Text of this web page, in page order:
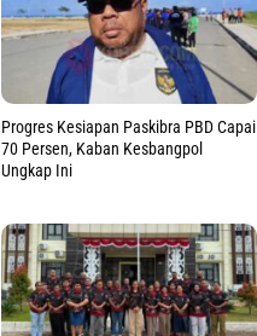
Progres Kesiapan Paskibra PBD Capai
70 Persen, Kaban Kesbangpol
Ungkap Ini